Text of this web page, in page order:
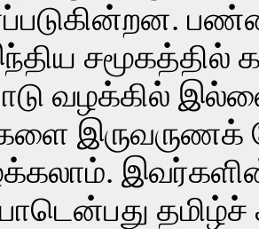
சமூகத்தில்
வழக்கில்
இருவருணக்
இவர்களின்
தமிழ்ச்